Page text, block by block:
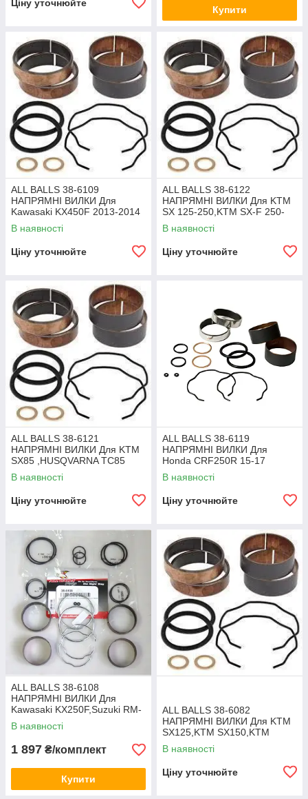
Ціну уточнюйте
Купити
ALL BALLS 38-6109
НАПРЯМНІ ВИЛКИ Для
Kawasaki KX450F 2013-2014
В наявності
Ціну уточнюйте
ALL BALLS 38-6122
НАПРЯМНІ ВИЛКИ Для KTM
SX 125-250,KTM SX-F 250-
450,KTM XC250-300,KTM XC-
F 250-450...
В наявності
Ціну уточнюйте
ALL BALLS 38-6121
НАПРЯМНІ ВИЛКИ Для KTM
SX85 ,HUSQVARNA TC85
В наявності
Ціну уточнюйте
ALL BALLS 38-6119
НАПРЯМНІ ВИЛКИ Для
Honda CRF250R 15-17
В наявності
Ціну уточнюйте
ALL BALLS 38-6108
НАПРЯМНІ ВИЛКИ Для
Kawasaki KX250F,Suzuki RM-
Z250,Suzuki RM-Z450...
В наявності
1 897 ₴/комплект
Купити
ALL BALLS 38-6082
НАПРЯМНІ ВИЛКИ Для KTM
SX125,KTM SX150,KTM
SX250,KTM SX-F250-
450,Husqvarna TE/TC/FE
В наявності
Ціну уточнюйте